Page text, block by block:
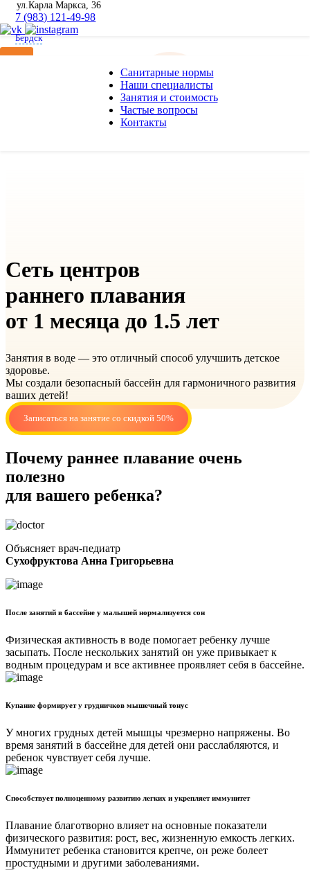
Санитарные нормы
Наши специалисты
Занятия и стоимость
Частые вопросы
Контакты
Бердск
ул.Карла Маркса, 36
7 (983) 121-49-98
Телефоны и адреса
Сеть центров
раннего плавания
от 1 месяца до 1.5 лет
Занятия в воде — это отличный способ улучшить детское
здоровье.
Мы создали безопасный бассейн для гармоничного развития
ваших детей!
Записаться на занятие со скидкой 50%
Почему раннее плавание очень
полезно
для вашего ребенка?
Объясняет врач-педиатр
Сухофруктова Анна Григорьевна
После занятий в бассейне у малышей нормализуется сон
Физическая активность в воде помогает ребенку лучше
засыпать. После нескольких занятий он уже привыкает к
водным процедурам и все активнее проявляет себя в бассейне.
Купание формирует у грудничков мышечный тонус
У многих грудных детей мышцы чрезмерно напряжены. Во
время занятий в бассейне для детей они расслабляются, и
ребенок чувствует себя лучше.
Способствует полноценному развитию легких и укрепляет иммунитет
Плавание благотворно влияет на основные показатели
физического развития: рост, вес, жизненную емкость легких.
Иммунитет ребенка становится крепче, он реже болеет
простудными и другими заболеваниями.